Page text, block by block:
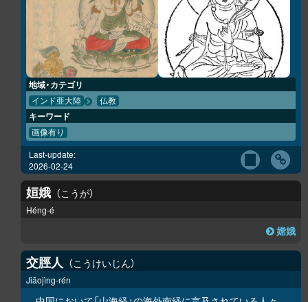
地域・カテゴリ
インド亜大陸 仏教
キーワード
画像有り
Last-update:
2026-02-24
姮娥 こうが
Héng-é
嫦娥
交脛人 こうけいじん
Jiāojìng-rén